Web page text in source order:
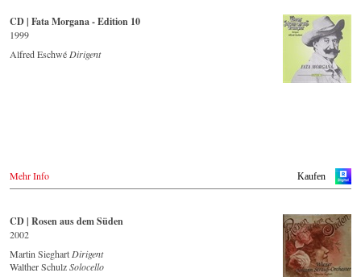
Amazon.de
NaxosDirekt.de
Saturn.de
Europdisc.co.uk
PrestoMusic.com
Japan / 日本
King Records
Amazon.co.jp
- - - - - - - - ONLINE - - - - - - - -
Spotify
Thalia.at
Gramola.at
Deutschland
Amazon.de
JPC.de
Saturn.de
CD | Fata Morgana - Edition 10
1999
Alfred Eschwé Dirigent
Kaufen
Mehr Info
CD | Rosen aus dem Süden
2002
Martin Sieghart Dirigent
Walther SchulzSolocello